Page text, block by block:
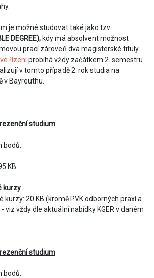
je možné studovat také jako tzv.
DEGREE), kdy má absolvent možnost
prací zároveň dva magisterské tituly
řízeníprobíhá vždy začátkem 2. semestru
v tomto případě 2. rok studia na
v Bayreuthu.
studium
bodů:
KB
kurzy
20 KB (kromě PVK odborných praxí a
viz vždy dle aktuální nabídky KGER v daném
studium
bodů: